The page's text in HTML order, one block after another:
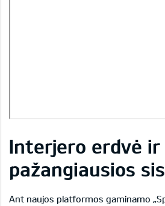
Interjero erdvė ir
pažangiausios
Ant naujos platformos gaminamo